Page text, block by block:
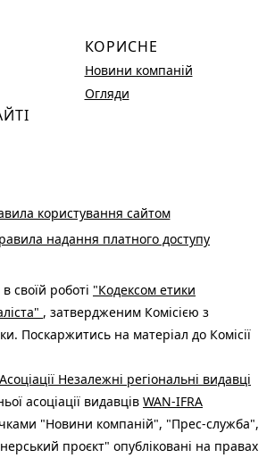
КОРИСНЕ
Новини компаній
Огляди
користування сайтом
надання платного доступу
своїй роботі "Кодексом етики
, затвердженим Комісією з
Поскаржитись на матеріал до Комісії
Асоціації Незалежні регіональні видавці
асоціації видавців WAN-IFRA
"Новини компаній", "Прес-служба",
проєкт" опубліковані на правах